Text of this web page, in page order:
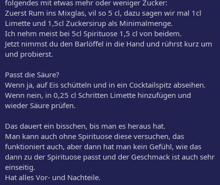
folgendes mit etwas mehr oder weniger Zucker:
Zuerst Rum ins Mixglas, vil so 5 cl, dazu sagen wir mal 1cl
Limette und 1,5cl Zuckersirup als Minimalmenge.
Ich nehm meist bei 5cl Spirituose 1,5 cl von beidem.
Jetzt nimmst du den Barlöffel in die Hand und rührst kurz um
und probierst.
Passt die Säure?
Wenn ja, auf Eis schütteln und in ein Cocktailspitz abseihen.
Wenn nein, in 0,25 cl Schritten Limette hinzufügen und
wieder Säure prüfen.
Das dauert ein bisschen, bis man es heraus hat.
Man kann auch ohne Spirituose diese versuchen, das
funktioniert auch, aber dann hat man kein Gefühl, wie das
dann zu der Spirituose passt und der Geschmack ist auch sehr
einseitig.
Hat alles Vor- und Nachteile.